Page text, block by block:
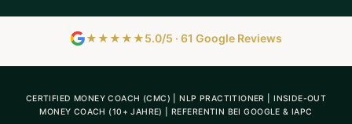
★★★★★5.0/5 · 61 Google Reviews
CERTIFIED MONEY COACH (CMC) | NLP PRACTITIONER | INSIDE-OUT
MONEY COACH (10+ JAHRE) | REFERENTIN BEI GOOGLE & IAPC